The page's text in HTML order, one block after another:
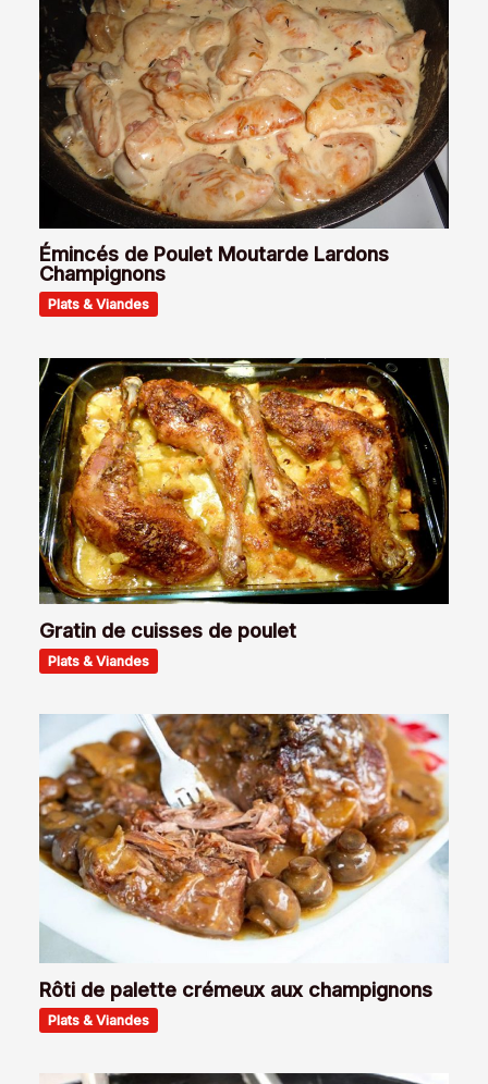
Émincés de Poulet Moutarde Lardons
Champignons
Plats & Viandes
Gratin de cuisses de poulet
Plats & Viandes
Rôti de palette crémeux aux champignons
Plats & Viandes